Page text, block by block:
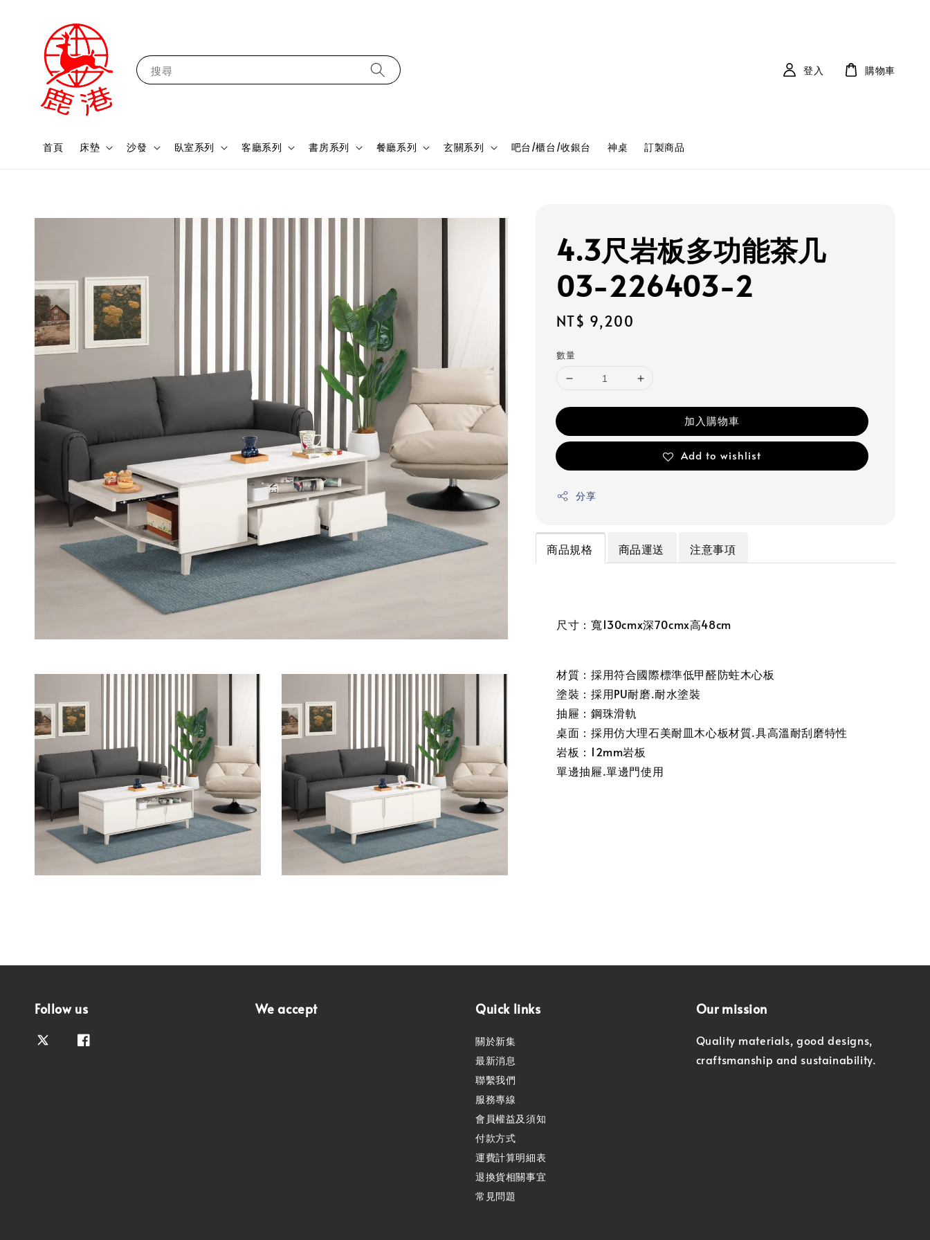
搜尋
首頁 床墊 沙發 臥室系列 客廳系列 書房系列 餐廳系列 玄關系列 吧台/櫃台/收銀台 神桌 訂製商品
登入 購物車
4.3尺岩板多功能茶几
03-226403-2
Regular
NT$ 9,200
數量
加入購物車
Add to wishlist
分享
商品規格 商品運送 注意事項
尺寸：寬130cmx深70cmx高48cm
材質：採用符合國際標準低甲醛防蛀木心板
塗裝：採用PU耐磨.耐水塗裝
抽屜：鋼珠滑軌
桌面：採用仿大理石美耐皿木心板材質.具高溫耐刮磨特性
岩板：12mm岩板
單邊抽屜.單邊門使用
Follow us We accept Quick links
關於新集
最新消息
聯繫我們
服務專線
會員權益及須知
付款方式
運費計算明細表
退換貨相關事宜
常見問題
Our mission
Quality materials, good designs,
craftsmanship and sustainability.